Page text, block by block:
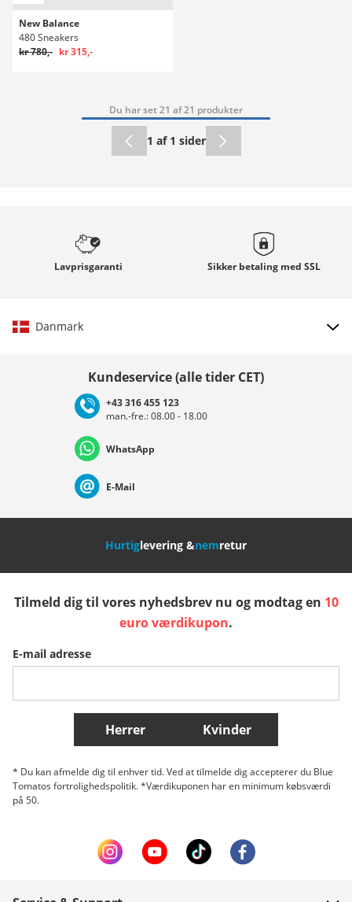
New Balance
480 Sneakers
kr 780,- kr 315,-
Du har set 21 af 21 produkter
1 af 1 sider
Lavprisgaranti Sikker betaling med SSL
Danmark
Deutschland Österreich
Nederland Italia (Italiano) Italien (Deutsch)
Slovenija
Belgique (Français) Danmark Norge
Flere lande
Kundeservice (alle tider CET)
+43 316 455 123
man.-fre.: 08.00 - 18.00
WhatsApp
E-Mail
Hurtiglevering &nemretur
Tilmeld dig til vores nyhedsbrev nu og modtag en 10
euro værdikupon.
E-mail adresse
Herrer Kvinder
* Du kan afmelde dig til enhver tid. Ved at tilmelde dig accepterer du Blue
Tomatos fortrolighedspolitik. *Værdikuponen har en minimum købsværdi
på 50.